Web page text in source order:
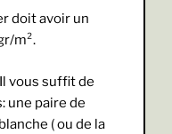
doit avoir un
m².
vous suffit de
une paire de
( ou de la